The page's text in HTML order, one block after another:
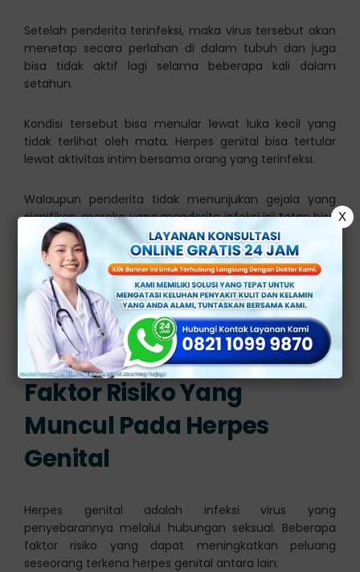
Setelah penderita terinfeksi, maka virus tersebut akan
menetap secara perlahan di dalam tubuh dan juga
bisa tidak aktif lagi selama beberapa kali dalam
setahun.
Kondisi tersebut bisa menular lewat luka kecil yang
tidak terlihat oleh mata. Herpes genital bisa tertular
lewat aktivitas intim bersama orang yang terinfeksi.
Walaupun penderita tidak menunjukan gejala yang
signifikan, mereka yang menderita infeksi ini tetap bisa
menularkan ke orang lain.
Di kasus yang jarang sekali terjadi, penyakit ini bisa
tertular dari ibu ke janin yang ada dalam kandungan
lewat jalur persalinan. Hal ini di namakan dengan
herpes neonatal.
[ez-toc]
Faktor Risiko Yang
Muncul Pada Herpes
Genital
Herpes genital adalah infeksi virus yang
penyebarannya melalui hubungan seksual. Beberapa
faktor risiko yang dapat meningkatkan peluang
seseorang terkena herpes genital antara lain:
X